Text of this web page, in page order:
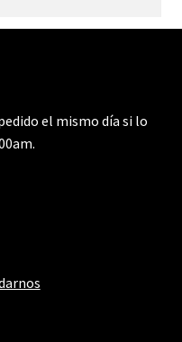
el mismo día si lo